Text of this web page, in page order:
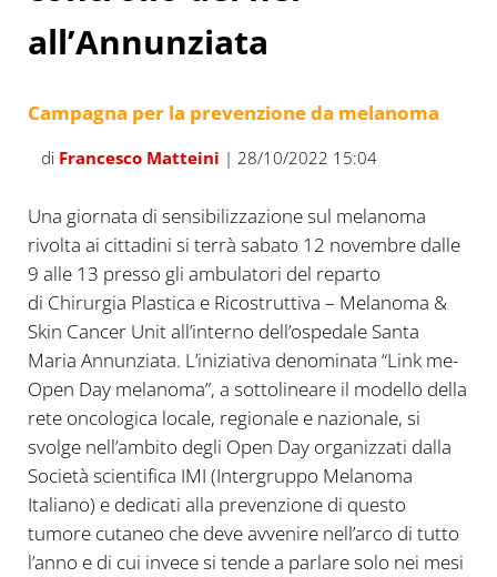
all’Annunziata
Campagna per la prevenzione da melanoma
di Francesco Matteini | 28/10/2022 15:04
Una giornata di sensibilizzazione sul melanoma
rivolta ai cittadini si terrà sabato 12 novembre dalle
9 alle 13 presso gli ambulatori del reparto
di Chirurgia Plastica e Ricostruttiva – Melanoma &
Skin Cancer Unit all’interno dell’ospedale Santa
Maria Annunziata. L’iniziativa denominata “Link me-
Open Day melanoma”, a sottolineare il modello della
rete oncologica locale, regionale e nazionale, si
svolge nell’ambito degli Open Day organizzati dalla
Società scientifica IMI (Intergruppo Melanoma
Italiano) e dedicati alla prevenzione di questo
tumore cutaneo che deve avvenire nell’arco di tutto
l’anno e di cui invece si tende a parlare solo nei mesi